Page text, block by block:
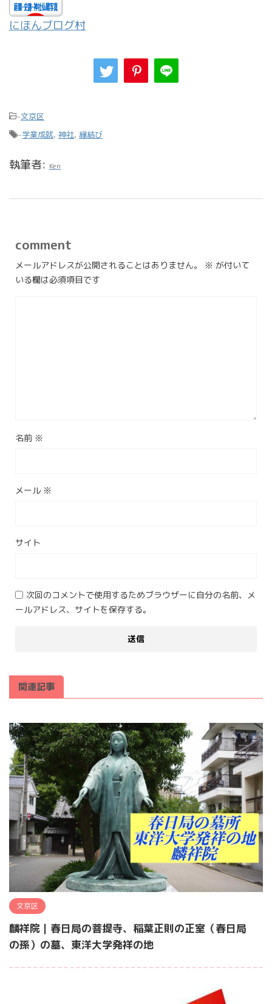
にほんブログ村
-文京区
-学業成就, 神社, 縁結び
執筆者: Ken
comment
メールアドレスが公開されることはありません。 ※ が付いて
いる欄は必須項目です
名前 ※
メール ※
サイト
次回のコメントで使用するためブラウザーに自分の名前、メ
ールアドレス、サイトを保存する。
関連記事
文京区
麟祥院｜春日局の菩提寺、稲葉正則の正室（春日局
の孫）の墓、東洋大学発祥の地